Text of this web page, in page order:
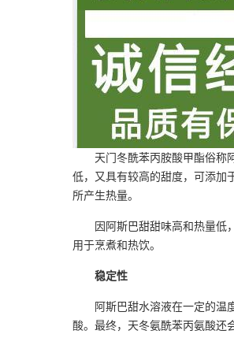
天门冬酰苯丙胺酸甲酯俗称
低，又具有较高的甜度，可添加
所产生热量。
因阿斯巴甜甜味高和热量低
用于烹煮和热饮。
稳定性
阿斯巴甜水溶液在一定的温
酸。最终，天冬氨酰苯丙氨酸还